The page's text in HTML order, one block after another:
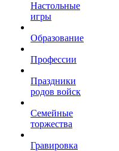
Настольные
игры
Образование
Профессии
Праздники
родов войск
Семейные
торжества
Гравировка